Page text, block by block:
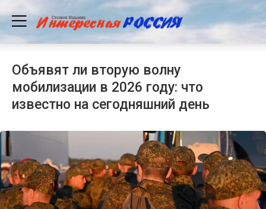
Объявят ли вторую волну
мобилизации в 2026 году: что
известно на сегодняшний день